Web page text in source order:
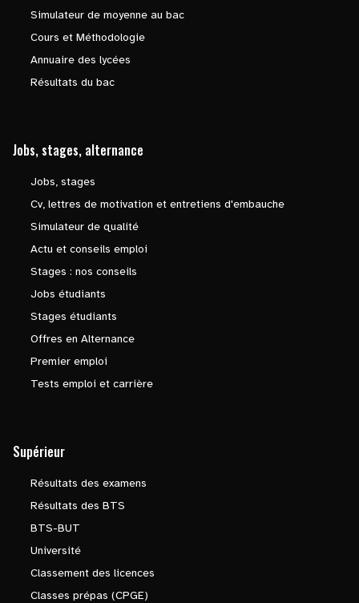
Simulateur de moyenne au bac
Cours et Méthodologie
Annuaire des lycées
Résultats du bac
Jobs, stages, alternance
Jobs, stages
Cv, lettres de motivation et entretiens d'embauche
Simulateur de qualité
Actu et conseils emploi
Stages : nos conseils
Jobs étudiants
Stages étudiants
Offres en Alternance
Premier emploi
Tests emploi et carrière
Supérieur
Résultats des examens
Résultats des BTS
BTS-BUT
Université
Classement des licences
Classes prépas (CPGE)